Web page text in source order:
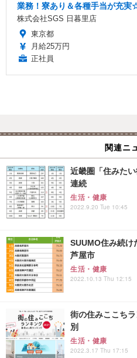
業務！寮あり＆各種手当が充実
株式会社SGS 日暮里店
東京都
月給25万円
正社員
関連ニ
近畿圏「住みた
連続
生活・健康
2022.9.20 Tue 10:45
SUUMO住み続け
芦屋市
生活・健康
2022.10.13 Thu 12:15
街の住みここち
別
生活・健康
2022.3.17 Thu 17:15